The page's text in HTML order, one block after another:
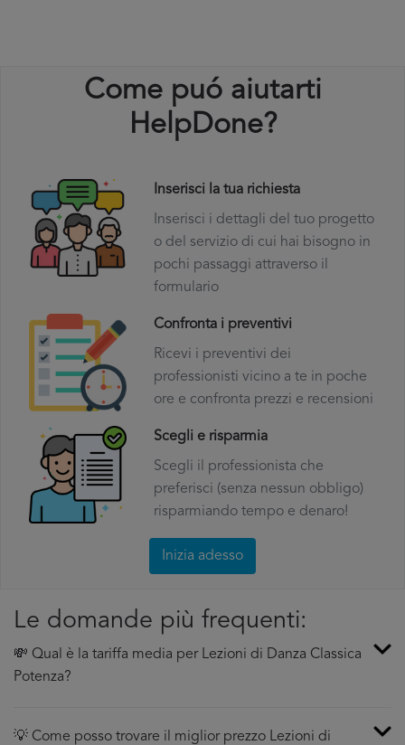
Come puó aiutarti
HelpDone?
Inserisci la tua richiesta
Inserisci i dettagli del tuo progetto
o del servizio di cui hai bisogno in
pochi passaggi attraverso il
formulario
Confronta i preventivi
Ricevi i preventivi dei
professionisti vicino a te in poche
ore e confronta prezzi e recensioni
Scegli e risparmia
Scegli il professionista che
preferisci (senza nessun obbligo)
risparmiando tempo e denaro!
Inizia adesso
Le domande più frequenti:
💸 Qual è la tariffa media per Lezioni di Danza Classica
Potenza?
💡 Come posso trovare il miglior prezzo Lezioni di